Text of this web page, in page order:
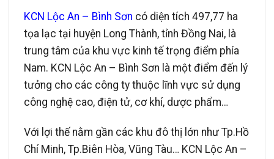
KCN Lộc An – Bình Sơn có diện tích 497,77 ha
tọa lạc tại huyện Long Thành, tỉnh Đồng Nai, là
trung tâm của khu vực kinh tế trọng điểm phía
Nam. KCN Lộc An – Bình Sơn là một điểm đến lý
tưởng cho các công ty thuộc lĩnh vực sử dụng
công nghệ cao, điện tử, cơ khí, dược phẩm…
Với lợi thế nằm gần các khu đô thị lớn như Tp.Hồ
Chí Minh, Tp.Biên Hòa, Vũng Tàu… KCN Lộc An –